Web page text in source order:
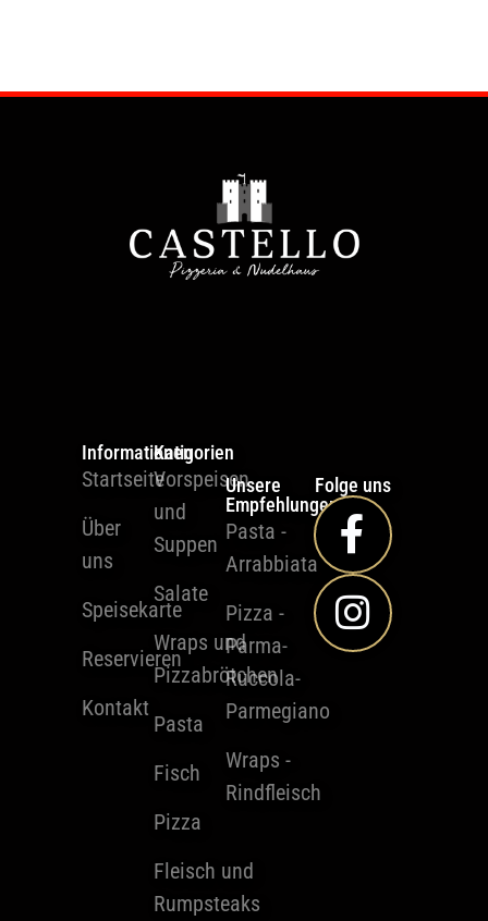
Informationen
Startseite
Über
uns
Speisekarte
Reservieren
Kontakt
Katigorien
Vorspeisen
und
Suppen
Salate
Wraps und
Pizzabrötchen
Pasta
Fisch
Pizza
Fleisch und
Rumpsteaks
Unsere
Empfehlungen
Pasta -
Arrabbiata
Pizza -
Parma-
Ruccola-
Parmegiano
Wraps -
Rindfleisch
Folge uns